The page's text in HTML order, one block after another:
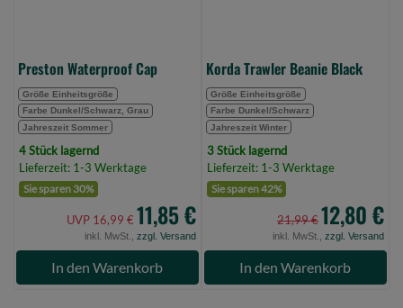
Preston Waterproof Cap
Größe Einheitsgröße
Farbe Dunkel/Schwarz, Grau
Jahreszeit Sommer
4 Stück lagernd
Lieferzeit: 1-3 Werktage
Sie sparen 30%
UVP 16,99 € 11,85 €
inkl. MwSt., zzgl. Versand
In den Warenkorb
Korda Trawler Beanie Black
Größe Einheitsgröße
Farbe Dunkel/Schwarz
Jahreszeit Winter
3 Stück lagernd
Lieferzeit: 1-3 Werktage
Sie sparen 42%
21,99 €12,80 €
inkl. MwSt., zzgl. Versand
In den Warenkorb